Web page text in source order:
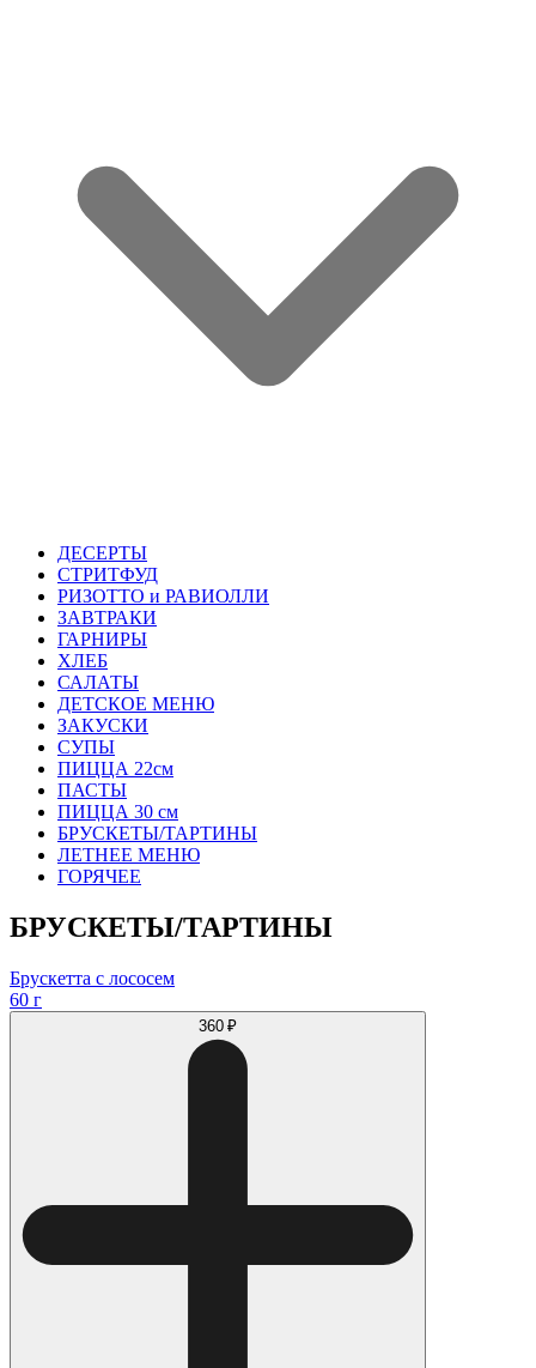
ДЕСЕРТЫ
СТРИТФУД
РИЗОТТО и РАВИОЛЛИ
ЗАВТРАКИ
ГАРНИРЫ
ХЛЕБ
САЛАТЫ
ДЕТСКОЕ МЕНЮ
ЗАКУСКИ
СУПЫ
ПИЦЦА 22см
ПАСТЫ
ПИЦЦА 30 см
БРУСКЕТЫ/ТАРТИНЫ
ЛЕТНЕЕ МЕНЮ
ГОРЯЧЕЕ
БРУСКЕТЫ/ТАРТИНЫ
Брускетта с лососем
60 г
360 ₽